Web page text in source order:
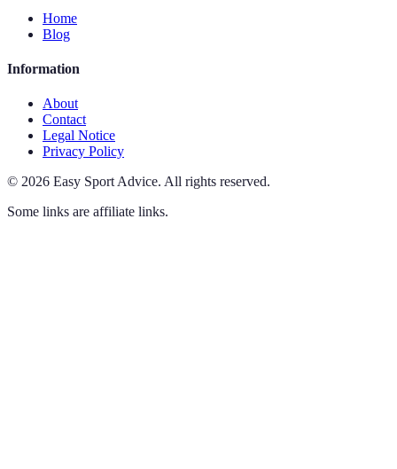
Home
Blog
Information
About
Contact
Legal Notice
Privacy Policy
© 2026 Easy Sport Advice. All rights reserved.
Some links are affiliate links.